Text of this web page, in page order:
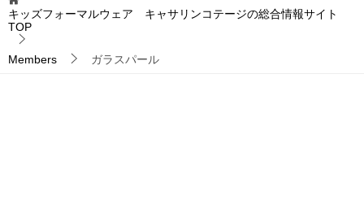
キッズフォーマルウェア キャサリンコテージの総合情報サイト
TOP
Members ガラスパール